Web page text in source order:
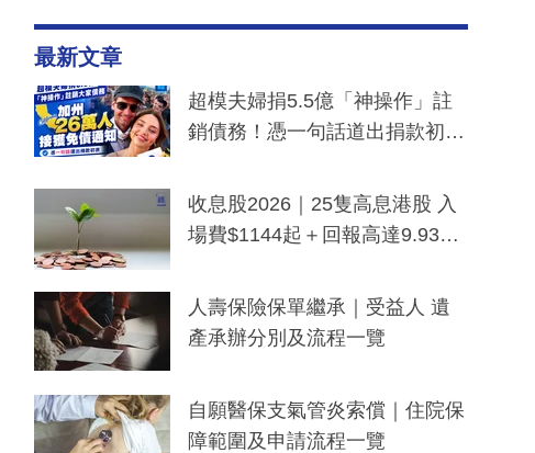
最新文章
超模夫婦捐5.5億「神操作」註
銷債務！憑一句話道出捐款初
一度被誤當詐騙手段
收息股2026｜25隻高息港股 入
場費$1144起＋回報高達9.93
人壽保險保單繼承｜受益人 遺
產承辦分別及流程一覽
自願醫保支氣管炎索償｜住院保
障範圍及申請流程一覽